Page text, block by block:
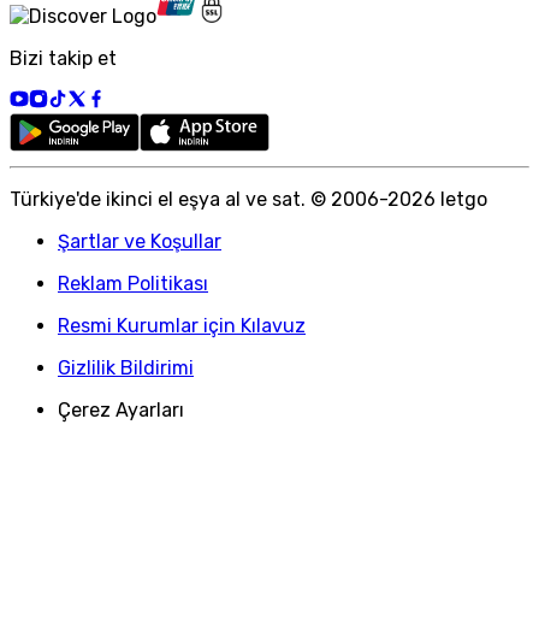
Bizi takip et
Türkiye'de ikinci el eşya al ve sat. © 2006-2026 letgo
Şartlar ve Koşullar
Reklam Politikası
Resmi Kurumlar için Kılavuz
Gizlilik Bildirimi
Çerez Ayarları